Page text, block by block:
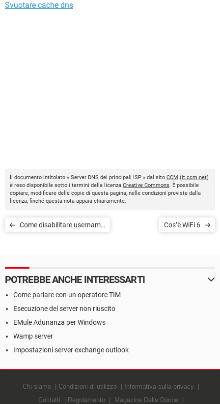
Svuotare cache dns
Il documento intitolato « Server DNS dei principali ISP » dal sito CCM (it.ccm.net)
è reso disponibile sotto i termini della licenza Creative Commons. È possibile
copiare, modificare delle copie di questa pagina, nelle condizioni previste dalla
licenza, finché questa nota appaia chiaramente.
Come disabilitare username
Cos’è WiFi 6
POTREBBE ANCHE INTERESSARTI
Come parlare con un operatore TIM
Esecuzione del server non riuscito
EMule Adunanza per Windows
Wamp server
Impostazioni server exchange outlook
Chi siamo Condizioni di utilizzo
Informativa sulla privacy
Contatti
Regolamento Magazine Delle Donne